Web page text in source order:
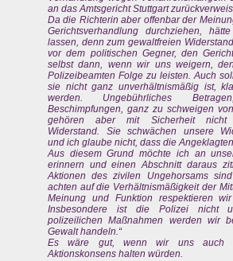
an das Amtsgericht Stuttgart
Da die Richterin aber offenbar der
Gerichtsverhandlung durchziehen,
lassen, denn zum gewaltfreien
vor dem politischen Gegner, den
selbst dann, wenn wir uns weigern,
Polizeibeamten Folge zu leisten. Auch
sie nicht ganz unverhältnismäßig ist,
werden. Ungebührliches
Beschimpfungen, ganz zu schweigen
gehören aber mit Sicherheit nicht
Widerstand. Sie schwächen unsere
und ich glaube nicht, dass die
Aus diesem Grund möchte ich an
erinnern und einen Abschnitt daraus
Aktionen des zivilen Ungehorsams
achten auf die Verhältnismäßigkeit der
Meinung und Funktion respektieren
Insbesondere ist die Polizei nicht
polizeilichen Maßnahmen werden wir
Gewalt handeln.“
Es wäre gut, wenn wir uns auch
Aktionskonsens halten würden.